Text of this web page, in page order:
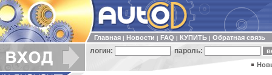
Главная Новости FAQ КУПИТЬ Обратная связь
логин: пароль: